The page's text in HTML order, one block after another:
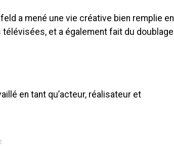
a mené une vie créative bien remplie en
et a également fait du doublage
en tant qu’acteur, réalisateur et